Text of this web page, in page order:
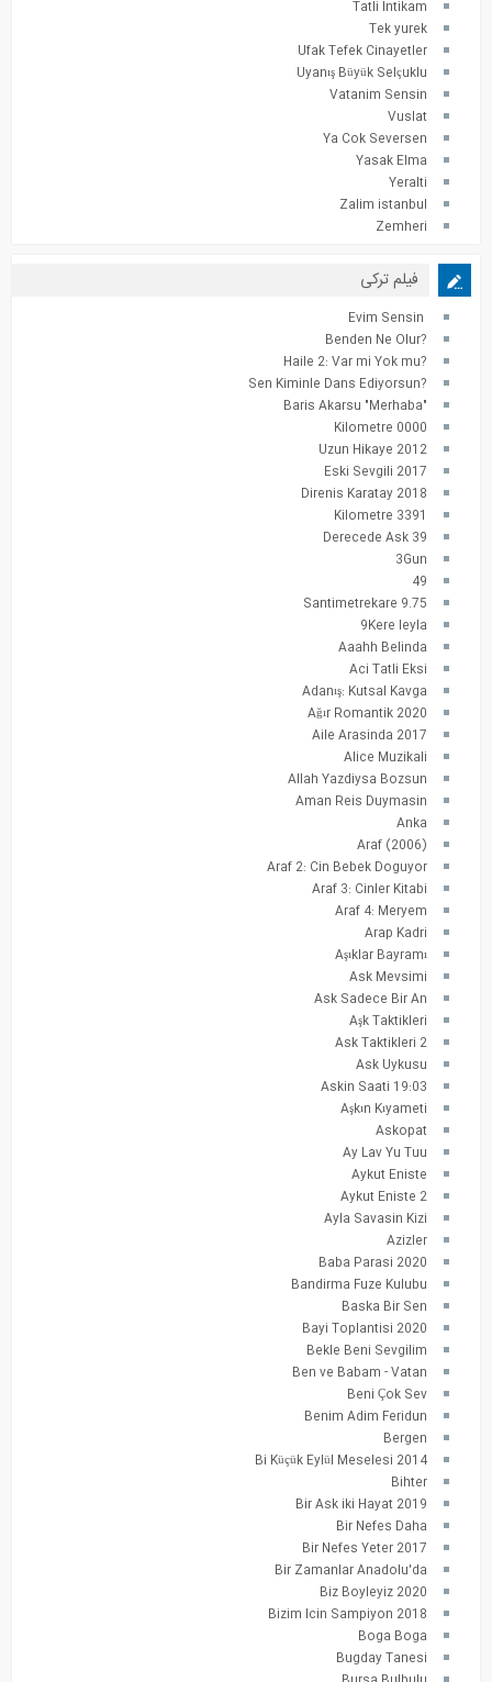
Tatli Intikam
Tek yurek
Ufak Tefek Cinayetler
Uyanış Büyük Selçuklu
Vatanim Sensin
Vuslat
Ya Cok Seversen
Yasak Elma
Yeralti
Zalim istanbul
Zemheri
فیلم ترکی
?Benden Ne Olur
?Haile 2: Var mi Yok mu
?Sen Kiminle Dans Ediyorsun
"Baris Akarsu "Merhaba
0000 Kilometre
2012 Uzun Hikaye
2017 Eski Sevgili
2018 Direnis Karatay
3391 Kilometre
39 Derecede Ask
3Gun
49
9.75 Santimetrekare
9Kere leyla
Aaahh Belinda
Aci Tatli Eksi
Adanış: Kutsal Kavga
Ağır Romantik 2020
Aile Arasinda 2017
Alice Muzikali
Allah Yazdiysa Bozsun
Aman Reis Duymasin
Anka
Araf (2006)
Araf 2: Cin Bebek Doguyor
Araf 3: Cinler Kitabi
Araf 4: Meryem
Arap Kadri
Aşıklar Bayramı
Ask Mevsimi
Ask Sadece Bir An
Aşk Taktikleri
Ask Taktikleri 2
Ask Uykusu
Askin Saati 19:03
Aşkın Kıyameti
Askopat
Ay Lav Yu Tuu
Aykut Eniste
Aykut Eniste 2
Ayla Savasin Kizi
Azizler
Baba Parasi 2020
Bandirma Fuze Kulubu
Baska Bir Sen
Bayi Toplantisi 2020
Bekle Beni Sevgilim
Ben ve Babam - Vatan
Beni Çok Sev
Benim Adim Feridun
Bergen
Bi Küçük Eylül Meselesi 2014
Bihter
Bir Ask iki Hayat 2019
Bir Nefes Daha
Bir Nefes Yeter 2017
Bir Zamanlar Anadolu'da
Biz Boyleyiz 2020
Bizim Icin Sampiyon 2018
Boga Boga
Bugday Tanesi